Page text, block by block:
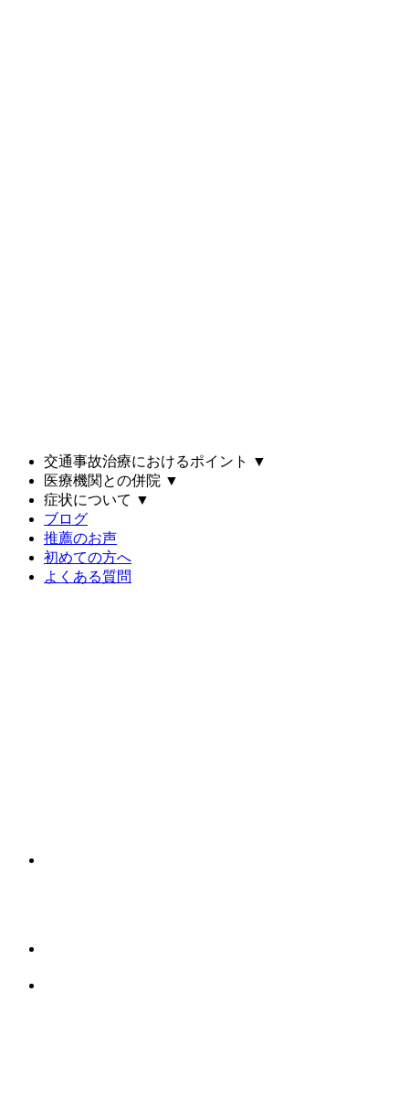
交通事故治療におけるポイント
▼
医療機関との併院 ▼
症状について ▼
ブログ
推薦のお声
初めての方へ
よくある質問